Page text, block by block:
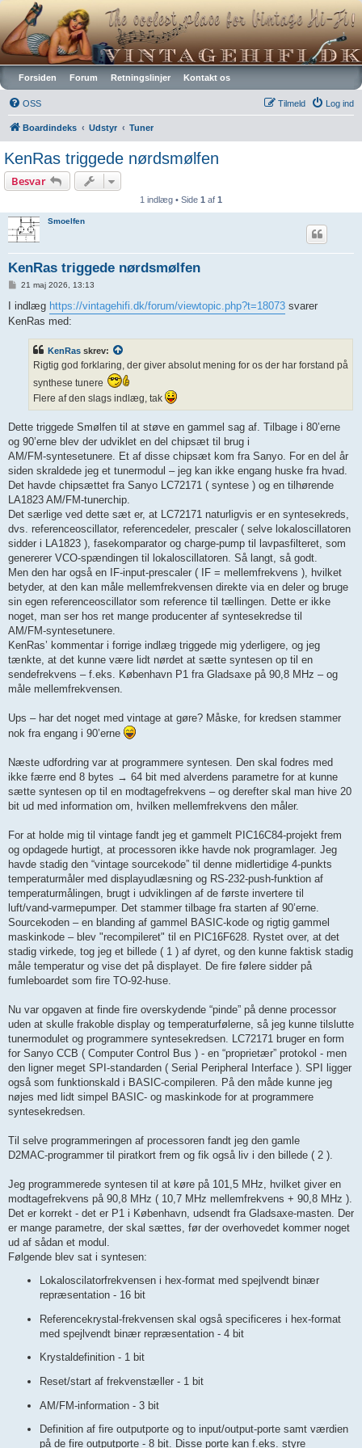
Vintagehifi.dk
Forsiden Forum Retningslinjer Kontakt os
OSS Log ind
Tilmeld
Boardindeks Udstyr Tuner
KenRas triggede nørdsmølfen
Besvar
1 indlæg • Side 1 af 1
Smoelfen
KenRas triggede nørdsmølfen
d
æ
21 maj 2026, 13:13
I indlæg https://vintagehifi.dk/forum/viewtopic.php?t=18073 svarer
KenRas med:
KenRas skrev:
Rigtig god forklaring, der giver absolut mening for os der har forstand på
synthese tunere
Flere af den slags indlæg, tak
Dette triggede Smølfen til at støve en gammel sag af. Tilbage i 80’erne
og 90’erne blev der udviklet en del chipsæt til brug i
AM/FM‑syntesetunere. Et af disse chipsæt kom fra Sanyo. For en del år
siden skraldede jeg et tunermodul – jeg kan ikke engang huske fra hvad.
Det havde chipsættet fra Sanyo LC72171 ( syntese ) og en tilhørende
LA1823 AM/FM‑tunerchip.
Det særlige ved dette sæt er, at LC72171 naturligvis er en syntesekreds,
dvs. referenceoscillator, referencedeler, prescaler ( selve lokaloscillatoren
sidder i LA1823 ), fasekomparator og charge‑pump til lavpasfilteret, som
genererer VCO‑spændingen til lokaloscillatoren. Så langt, så godt.
Men den har også en IF‑input‑prescaler ( IF = mellemfrekvens ), hvilket
betyder, at den kan måle mellemfrekvensen direkte via en deler og bruge
sin egen referenceoscillator som reference til tællingen. Dette er ikke
noget, man ser hos ret mange producenter af syntesekredse til
AM/FM‑syntesetunere.
KenRas’ kommentar i forrige indlæg triggede mig yderligere, og jeg
tænkte, at det kunne være lidt nørdet at sætte syntesen op til en
sendefrekvens – f.eks. København P1 fra Gladsaxe på 90,8 MHz – og
måle mellemfrekvensen.
Ups – har det noget med vintage at gøre? Måske, for kredsen stammer
nok fra engang i 90’erne
Næste udfordring var at programmere syntesen. Den skal fodres med
ikke færre end 8 bytes → 64 bit med alverdens parametre for at kunne
sætte syntesen op til en modtagefrekvens – og derefter skal man hive 20
bit ud med information om, hvilken mellemfrekvens den måler.
For at holde mig til vintage fandt jeg et gammelt PIC16C84‑projekt frem
og opdagede hurtigt, at processoren ikke havde nok programlager. Jeg
havde stadig den “vintage sourcekode” til denne midlertidige 4‑punkts
temperaturmåler med displayudlæsning og RS‑232‑push‑funktion af
temperaturmålingen, brugt i udviklingen af de første invertere til
luft/vand‑varmepumper. Det stammer tilbage fra starten af 90’erne.
Sourcekoden – en blanding af gammel BASIC‑kode og rigtig gammel
maskinkode – blev "recompileret" til en PIC16F628. Rystet over, at det
stadig virkede, tog jeg et billede ( 1 ) af dyret, og den kunne faktisk stadig
måle temperatur og vise det på displayet. De fire følere sidder på
fumleboardet som fire TO‑92‑huse.
Nu var opgaven at finde fire overskydende “pinde” på denne processor
uden at skulle frakoble display og temperaturfølerne, så jeg kunne tilslutte
tunermodulet og programmere syntesekredsen. LC72171 bruger en form
for Sanyo CCB ( Computer Control Bus ) - en “proprietær” protokol - men
den ligner meget SPI‑standarden ( Serial Peripheral Interface ). SPI ligger
også som funktionskald i BASIC‑compileren. På den måde kunne jeg
nøjes med lidt simpel BASIC‑ og maskinkode for at programmere
syntesekredsen.
Til selve programmeringen af processoren fandt jeg den gamle
D2MAC‑programmer til piratkort frem og fik også liv i den billede ( 2 ).
Jeg programmerede syntesen til at køre på 101,5 MHz, hvilket giver en
modtagefrekvens på 90,8 MHz ( 10,7 MHz mellemfrekvens + 90,8 MHz ).
Det er korrekt - det er P1 i København, udsendt fra Gladsaxe‑masten. Der
er mange parametre, der skal sættes, før der overhovedet kommer noget
ud af sådan et modul.
Følgende blev sat i syntesen:
Lokaloscilatorfrekvensen i hex‑format med spejlvendt binær
repræsentation - 16 bit
Referencekrystal‑frekvensen skal også specificeres i hex‑format
med spejlvendt binær repræsentation - 4 bit
Krystaldefinition - 1 bit
Reset/start af frekvenstæller - 1 bit
AM/FM‑information - 3 bit
Definition af fire outputporte og to input/output‑porte samt værdien
på de fire outputporte - 8 bit. Disse porte kan f.eks. styre